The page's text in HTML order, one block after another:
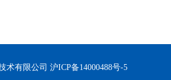
术有限公司 沪ICP备14000488号-5